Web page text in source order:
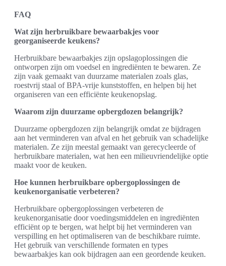
FAQ
Wat zijn herbruikbare bewaarbakjes voor
georganiseerde keukens?
Herbruikbare bewaarbakjes zijn opslagoplossingen die
ontworpen zijn om voedsel en ingrediënten te bewaren. Ze
zijn vaak gemaakt van duurzame materialen zoals glas,
roestvrij staal of BPA-vrije kunststoffen, en helpen bij het
organiseren van een efficiënte keukenopslag.
Waarom zijn duurzame opbergdozen belangrijk?
Duurzame opbergdozen zijn belangrijk omdat ze bijdragen
aan het verminderen van afval en het gebruik van schadelijke
materialen. Ze zijn meestal gemaakt van gerecycleerde of
herbruikbare materialen, wat hen een milieuvriendelijke optie
maakt voor de keuken.
Hoe kunnen herbruikbare opbergoplossingen de
keukenorganisatie verbeteren?
Herbruikbare opbergoplossingen verbeteren de
keukenorganisatie door voedingsmiddelen en ingrediënten
efficiënt op te bergen, wat helpt bij het verminderen van
verspilling en het optimaliseren van de beschikbare ruimte.
Het gebruik van verschillende formaten en types
bewaarbakjes kan ook bijdragen aan een geordende keuken.